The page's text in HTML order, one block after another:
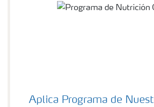
Aplica Programa de